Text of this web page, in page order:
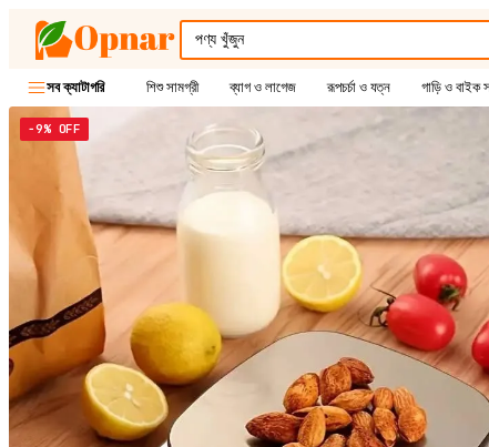
সব ক্যাটাগরি শিশু সামগ্রী ব্যাগ ও লাগেজ রূপচর্চা ও যত্ন গাড়ি ও বাইক
−9% OFF